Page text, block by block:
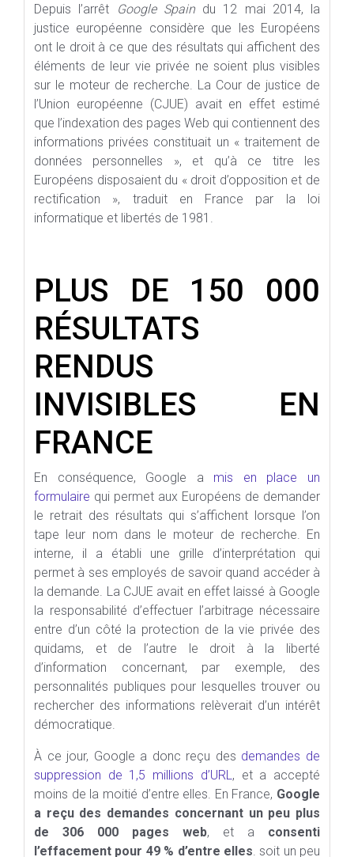
Depuis l’arrêt Google Spaindu 12 mai 2014, la
justice européenne considère que les Européens
ont le droit à ce que des résultats qui affichent des
éléments de leur vie privée ne soient plus visibles
sur le moteur de recherche. La Cour de justice de
l’Union européenne (CJUE) avait en effet estimé
que l’indexation des pages Web qui contiennent des
informations privées constituait un « traitement de
données personnelles », et qu’à ce titre les
Européens disposaient du « droit d’opposition et de
rectification », traduit en France par la loi
informatique et libertés de 1981.
PLUS DE 150 000
RÉSULTATS
RENDUS
INVISIBLES EN
FRANCE
En conséquence, Google a mis en place un
formulaire qui permet aux Européens de demander
le retrait des résultats qui s’affichent lorsque l’on
tape leur nom dans le moteur de recherche. En
interne, il a établi une grille d’interprétation qui
permet à ses employés de savoir quand accéder à
la demande. La CJUE avait en effet laissé à Google
la responsabilité d’effectuer l’arbitrage nécessaire
entre d’un côté la protection de la vie privée des
quidams, et de l’autre le droit à la liberté
d’information concernant, par exemple, des
personnalités publiques pour lesquelles trouver ou
rechercher des informations relèverait d’un intérêt
démocratique.
À ce jour, Google a donc reçu des demandes de
suppression de 1,5 millions d’URL , et a accepté
moins de la moitié d’entre elles. En France, Google
a reçu des demandes concernant un peu plus
de 306 000 pages web, et a consenti
l’effacement pour 49 % d’entre elles . soit un peu